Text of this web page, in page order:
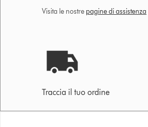
Visita le nostre pagine di assistenza
Traccia il tuo ordine